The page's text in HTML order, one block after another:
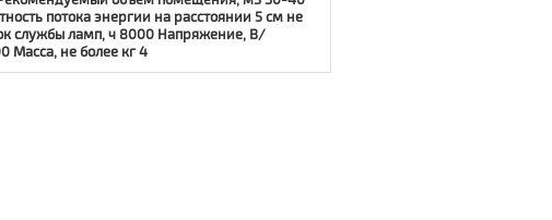
потока энергии на расстоянии 5 см не
службы ламп, ч 8000 Напряжение, В/
Масса, не более кг 4